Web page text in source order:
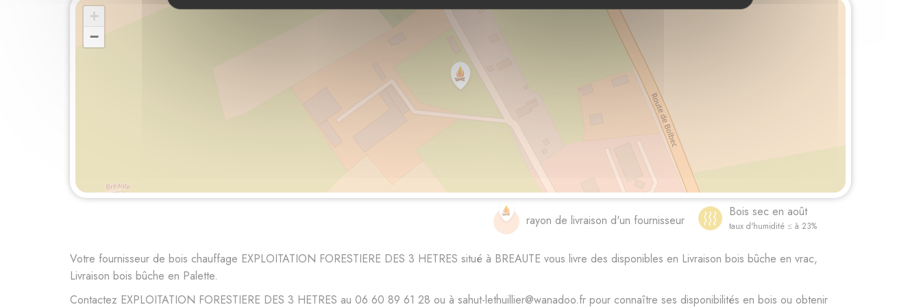
+
−
rayon de livraison d'un fournisseur
Bois sec en août
taux d'humidité ≤ à 23%
Votre fournisseur de bois chauffage EXPLOITATION FORESTIERE DES 3 HETRES situé à BREAUTE vous livre des disponibles en Livraison bois bûche en vrac,
Livraison bois bûche en Palette.
Contactez EXPLOITATION FORESTIERE DES 3 HETRES au 06 60 89 61 28 ou à sahut-lethuillier@wanadoo.fr pour connaître ses disponibilités en bois ou obtenir